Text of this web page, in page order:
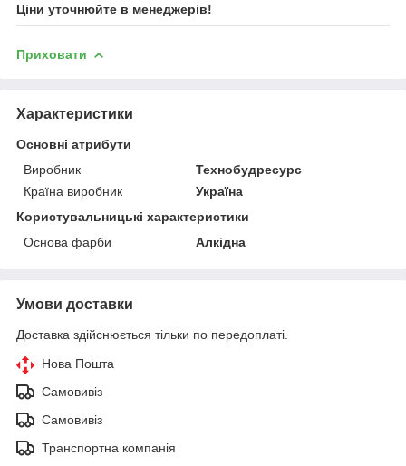
Ціни уточнюйте в менеджерів!
Приховати
Характеристики
Основні атрибути
Виробник
Технобудресурс
Країна виробник
Україна
Користувальницькі характеристики
Основа фарби
Алкідна
Умови доставки
Доставка здійснюється тільки по передоплаті.
Нова Пошта
Самовивіз
Самовивіз
Транспортна компанія